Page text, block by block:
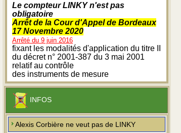
Le compteur LINKY n'est pas
obligatoire
Arrêt de la Cour d'Appel de Bordeaux
17 Novembre 2020
Arrêté du 9 juin 2016
fixant les modalités d'application du titre II
du décret n° 2001-387 du 3 mai 2001
relatif au contrôle
des instruments de mesure
INFOS
Alexis Corbière ne veut pas de LINKY